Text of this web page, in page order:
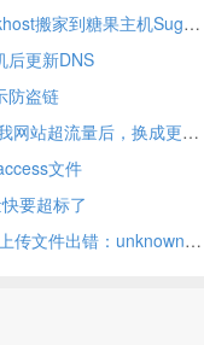
【记录】将网站crifan.org从老鹰主机hawkhost搬家到糖果主机SugarHosts
后更新DNS
防盗链
【记录】hawkhost中的流量策略很搞笑：我网站超流量后，换成更便宜的套餐，反而没了流量限制了
文件
要超标了
【已解决】hawk的cpanel中用文件管理器上传文件出错：unknown Bytes complete FAILED! :Upload canceled: VIRUS DETECTED! ( Heuristics.Broken.Executable FOUND)和Error: 500 ( A software occurred for a Windows Internet extension application that is required for the current operation. )